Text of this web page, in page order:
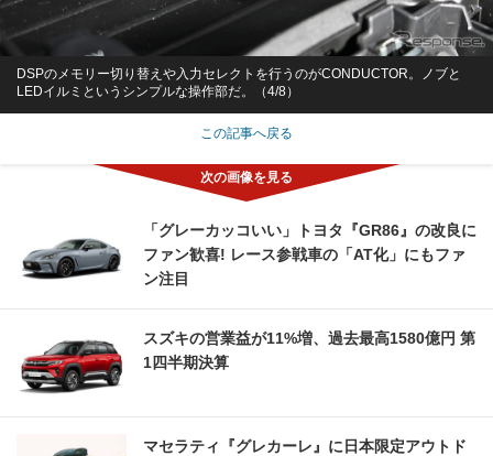
DSPのメモリー切り替えや入力セレクトを行うのがCONDUCTOR。ノブと
LEDイルミというシンプルな操作部だ。（4/8）
この記事へ戻る
「グレーカッコいい」トヨタ『GR86』の改良に
ファン歓喜! レース参戦車の「AT化」にもファ
ン注目
スズキの営業益が11%増、過去最高1580億円 第
1四半期決算
マセラティ『グレカーレ』に日本限定アウトド